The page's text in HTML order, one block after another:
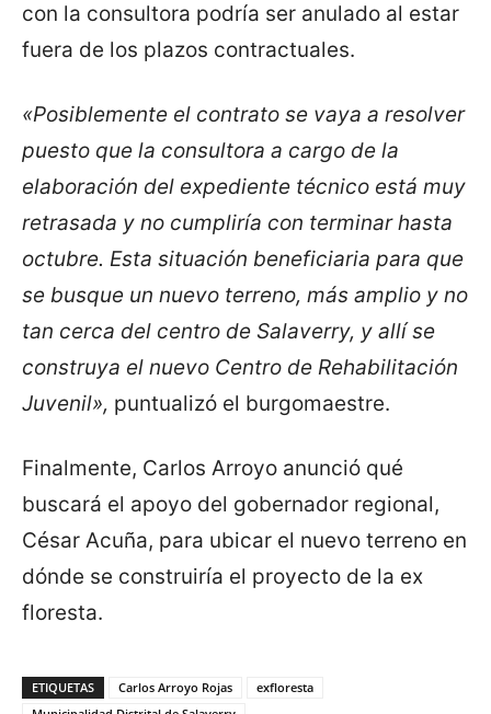
con la consultora podría ser anulado al estar
fuera de los plazos contractuales.
«Posiblemente el contrato se vaya a resolver
puesto que la consultora a cargo de la
elaboración del expediente técnico está muy
retrasada y no cumpliría con terminar hasta
octubre. Esta situación beneficiaria para que
se busque un nuevo terreno, más amplio y no
tan cerca del centro de Salaverry, y allí se
construya el nuevo Centro de Rehabilitación
Juvenil», puntualizó el burgomaestre.
Finalmente, Carlos Arroyo anunció qué
buscará el apoyo del gobernador regional,
César Acuña, para ubicar el nuevo terreno en
dónde se construiría el proyecto de la ex
floresta.
ETIQUETAS Carlos Arroyo Rojas
exfloresta